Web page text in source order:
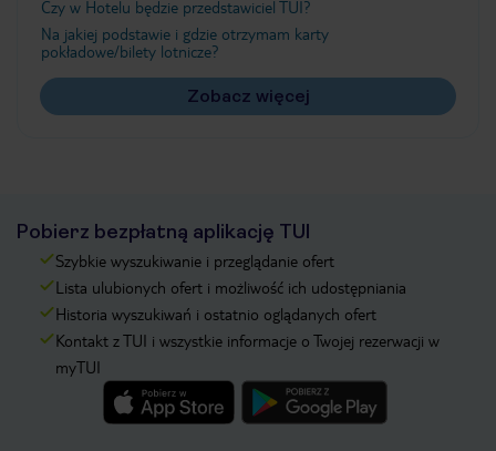
Czy w Hotelu będzie przedstawiciel TUI?
Na jakiej podstawie i gdzie otrzymam karty
pokładowe/bilety lotnicze?
Zobacz więcej
Pobierz bezpłatną aplikację TUI
Szybkie wyszukiwanie i przeglądanie ofert
Lista ulubionych ofert i możliwość ich udostępniania
Historia wyszukiwań i ostatnio oglądanych ofert
Kontakt z TUI i wszystkie informacje o Twojej rezerwacji w
myTUI